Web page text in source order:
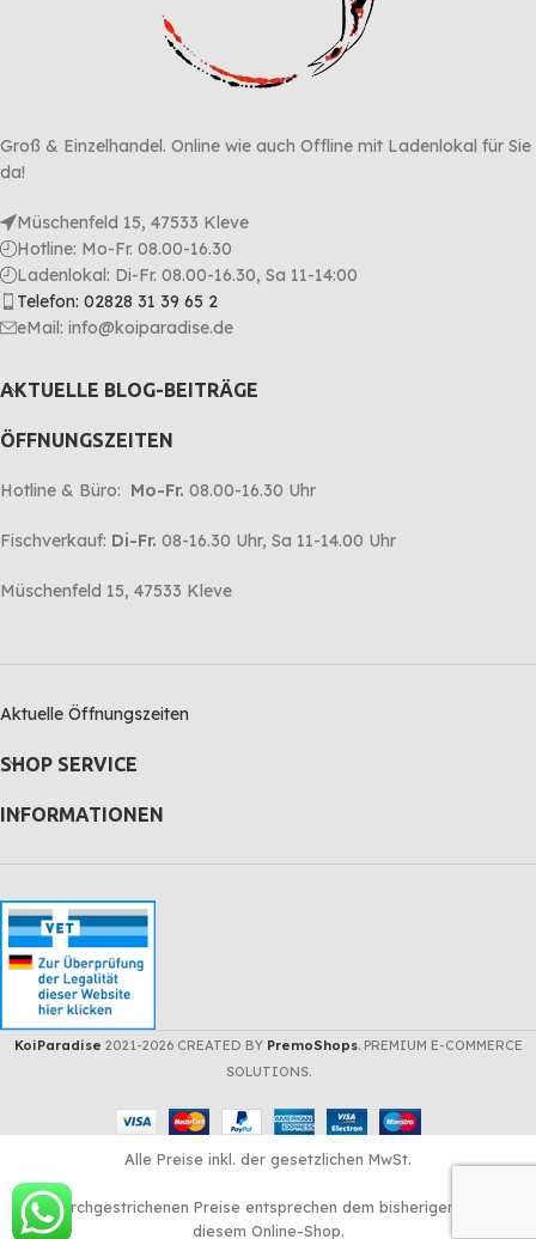
Groß & Einzelhandel. Online wie auch Offline mit Ladenlokal für Sie
da!
Müschenfeld 15, 47533 Kleve
Hotline: Mo-Fr. 08.00-16.30
Ladenlokal: Di-Fr. 08.00-16.30, Sa 11-14:00
Telefon: 02828 31 39 65 2
eMail: info@koiparadise.de
AKTUELLE BLOG-BEITRÄGE
ÖFFNUNGSZEITEN
Hotline & Büro: Mo-Fr. 08.00-16.30 Uhr
Fischverkauf: Di-Fr. 08-16.30 Uhr, Sa 11-14.00 Uhr
Müschenfeld 15, 47533 Kleve
Aktuelle Öffnungszeiten
SHOP SERVICE
INFORMATIONEN
KoiParadise 2021-2026 CREATED BY PremoShops. PREMIUM E-COMMERCE
SOLUTIONS.
Alle Preise inkl. der gesetzlichen MwSt.
Die durchgestrichenen Preise entsprechen dem bisherigen Preis in
diesem Online-Shop.